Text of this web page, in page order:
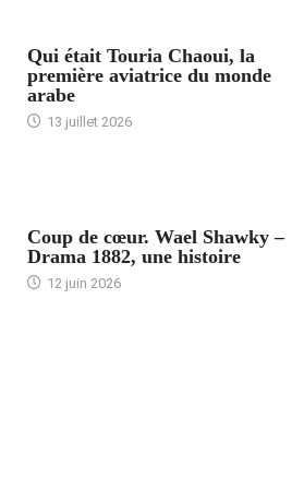
Qui était Touria Chaoui, la
première aviatrice du monde
arabe
13 juillet 2026
Coup de cœur. Wael Shawky –
Drama 1882, une histoire
12 juin 2026